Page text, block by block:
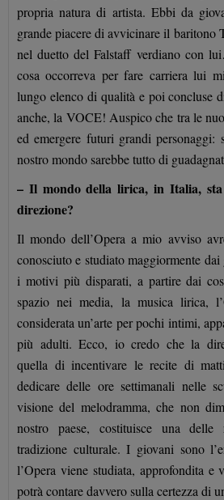
propria natura di artista. Ebbi da
grande piacere di avvicinare il baritono
nel duetto del Falstaff verdiano con
cosa occorreva per fare carriera lui
lungo elenco di qualità e poi concluse
anche, la VOCE! Auspico che tra le
ed emergere futuri grandi personaggi:
nostro mondo sarebbe tutto di
– Il mondo della lirica, in Italia,
direzione?
Il mondo dell’Opera a mio avviso
conosciuto e studiato maggiormente
i motivi più disparati, a partire dai
spazio nei media, la musica lirica,
considerata un’arte per pochi intimi,
più adulti. Ecco, io credo che la
quella di incentivare le recite di
dedicare delle ore settimanali nelle
visione del melodramma, che non
nostro paese, costituisce una delle
tradizione culturale. I giovani sono
l’Opera viene studiata, approfondita e
potrà contare davvero sulla certezza di